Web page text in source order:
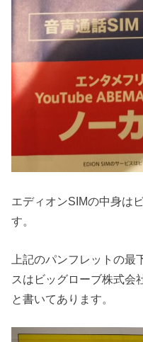
エディオンSIMの中身は
す。
上記のパンフレットの
スはビッグローブ株式会
と書いてあります。